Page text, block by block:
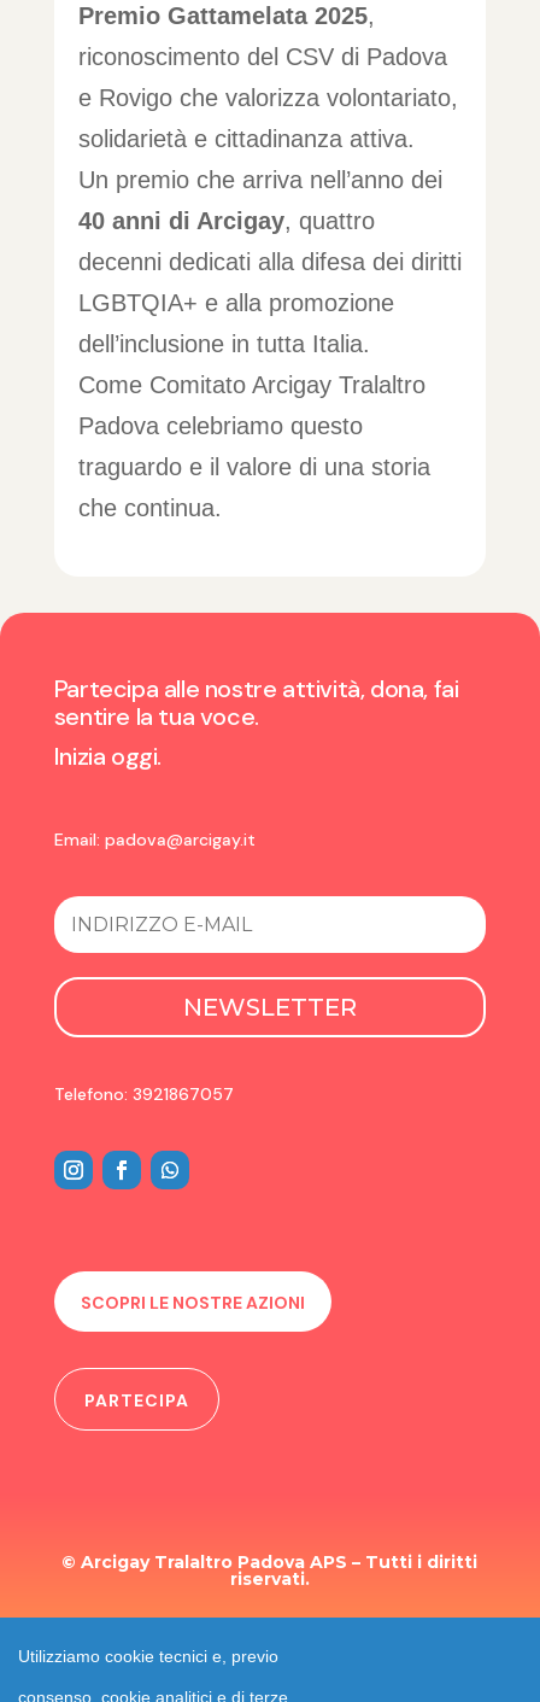
Premio Gattamelata 2025,
riconoscimento del CSV di Padova
e Rovigo che valorizza volontariato,
solidarietà e cittadinanza attiva.
Un premio che arriva nell’anno dei
40 anni di Arcigay, quattro
decenni dedicati alla difesa dei diritti
LGBTQIA+ e alla promozione
dell’inclusione in tutta Italia.
Come Comitato Arcigay Tralaltro
Padova celebriamo questo
traguardo e il valore di una storia
che continua.
Partecipa alle nostre attività, dona, fai
sentire la tua voce.
Inizia oggi.
Email: padova@arcigay.it
NEWSLETTER
Telefono: 3921867057
SCOPRI LE NOSTRE AZIONI
PARTECIPA
© Arcigay Tralaltro Padova APS – Tutti i diritti
riservati.
Utilizziamo cookie tecnici e, previo
consenso, cookie analitici e di terze